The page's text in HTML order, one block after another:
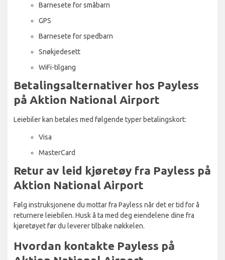
Barnesete for småbarn
GPS
Barnesete for spedbarn
Snøkjedesett
WiFi-tilgang
Betalingsalternativer hos Payless
på Aktion National Airport
Leiebiler kan betales med følgende typer betalingskort:
Visa
MasterCard
Retur av leid kjøretøy fra Payless på
Aktion National Airport
Følg instruksjonene du mottar fra Payless når det er tid for å
returnere leiebilen. Husk å ta med deg eiendelene dine fra
kjøretøyet før du leverer tilbake nøkkelen.
Hvordan kontakte Payless på